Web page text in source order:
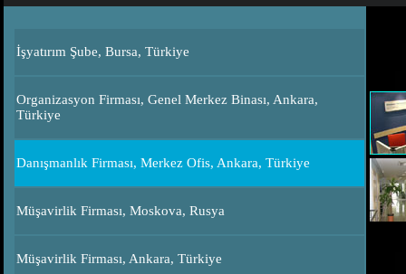
İşyatırım Şube, Bursa, Türkiye
Organizasyon Firması, Genel Merkez Binası, Ankara,
Türkiye
Danışmanlık Firması, Merkez Ofis, Ankara, Türkiye
Müşavirlik Firması, Moskova, Rusya
Müşavirlik Firması, Ankara, Türkiye